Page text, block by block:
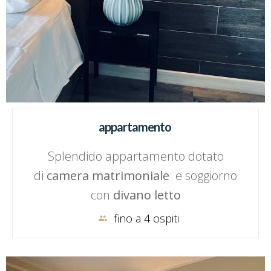
appartamento
Splendido appartamento dotato
di camera matrimoniale e soggiorno
con divano letto
fino a 4 ospiti